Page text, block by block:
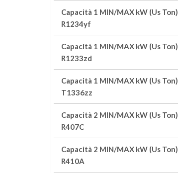
Capacità 1 MIN/MAX kW (Us Ton)
R1234yf
Capacità 1 MIN/MAX kW (Us Ton)
R1233zd
Capacità 1 MIN/MAX kW (Us Ton)
T1336zz
Capacità 2 MIN/MAX kW (Us Ton)
R407C
Capacità 2 MIN/MAX kW (Us Ton)
R410A